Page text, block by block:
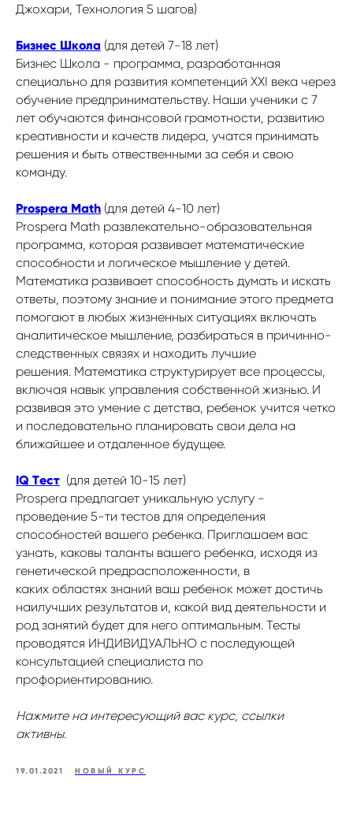
Джохари, Технология 5 шагов)
Бизнес Школа (для детей 7-18 лет)
Бизнес Школа - программа, разработанная
специально для развития компетенций XXI века через
обучение предпринимательству. Наши ученики с 7
лет обучаются финансовой грамотности, развитию
креативности и качеств лидера, учатся принимать
решения и быть отвественными за себя и свою
команду.
Prospera Math (для детей 4-10 лет)
Prospera Math развлекательно-образовательная
программа, которая развивает математические
способности и логическое мышление у детей.
Математика развивает способность думать и искать
ответы, поэтому знание и понимание этого предмета
помогают в любых жизненных ситуациях включать
аналитическое мышление, разбираться в причинно-
следственных связях и находить лучшие
решения. Математика структурирует все процессы,
включая навык управления собственной жизнью. И
развивая это умение с детства, ребенок учится четко
и последовательно планировать свои дела на
ближайшее и отдаленное будущее.
IQ Tест (для детей 10-15 лет)
Prospera предлагает уникальную услугу -
проведение 5-ти тестов для определения
способностей вашего ребенка. Приглашаем вас
узнать, каковы таланты вашего ребенка, исходя из
генетической предрасположенности, в
каких областях знаний ваш ребенок может достичь
наилучших результатов и, какой вид деятельности и
род занятий будет для него оптимальным. Тесты
проводятся ИНДИВИДУАЛЬНО с последующей
консультацией специалиста по
профориентированию.
Нажмите на интересующий вас курс, ссылки
активны.
19.01.2021 НОВЫЙ КУРС